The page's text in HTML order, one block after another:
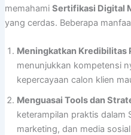
memahami Sertifikasi Digital
yang cerdas. Beberapa
Meningkatkan Kredibilitas
menunjukkan kompetensi
kepercayaan calon klien
Menguasai Tools dan
keterampilan praktis dalam
marketing, dan media